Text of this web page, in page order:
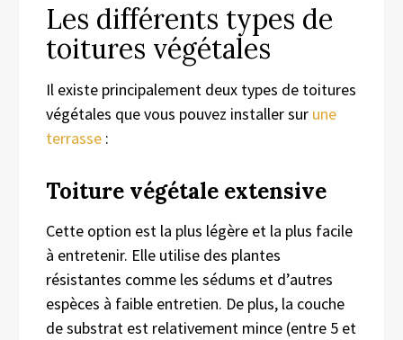
Les différents types de
toitures végétales
Il existe principalement deux types de toitures
végétales que vous pouvez installer sur une
terrasse :
Toiture végétale extensive
Cette option est la plus légère et la plus facile
à entretenir. Elle utilise des plantes
résistantes comme les sédums et d’autres
espèces à faible entretien. De plus, la couche
de substrat est relativement mince (entre 5 et